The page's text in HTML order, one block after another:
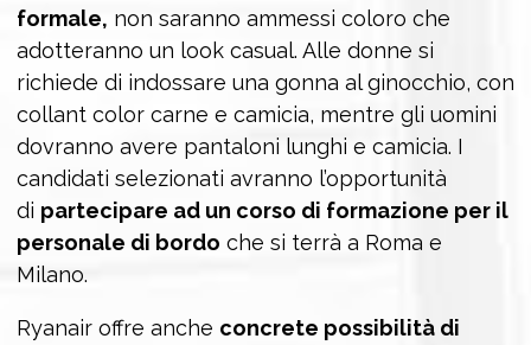
formale, non saranno ammessi coloro che
adotteranno un look casual. Alle donne si
richiede di indossare una gonna al ginocchio, con
collant color carne e camicia, mentre gli uomini
dovranno avere pantaloni lunghi e camicia. I
candidati selezionati avranno l’opportunità
di partecipare ad un corso di formazione per il
personale di bordo che si terrà a Roma e
Milano.
Ryanair offre anche concrete possibilità di